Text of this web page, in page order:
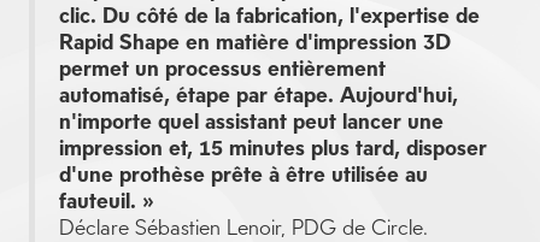
clic. Du côté de la fabrication, l'expertise de
Rapid Shape en matière d'impression 3D
permet un processus entièrement
automatisé, étape par étape. Aujourd'hui,
n'importe quel assistant peut lancer une
impression et, 15 minutes plus tard, disposer
d'une prothèse prête à être utilisée au
fauteuil. »
Déclare Sébastien Lenoir, PDG de Circle.